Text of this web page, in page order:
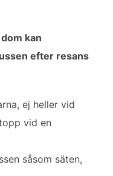
kan
efter resans
ej heller vid
vid en
såsom säten,